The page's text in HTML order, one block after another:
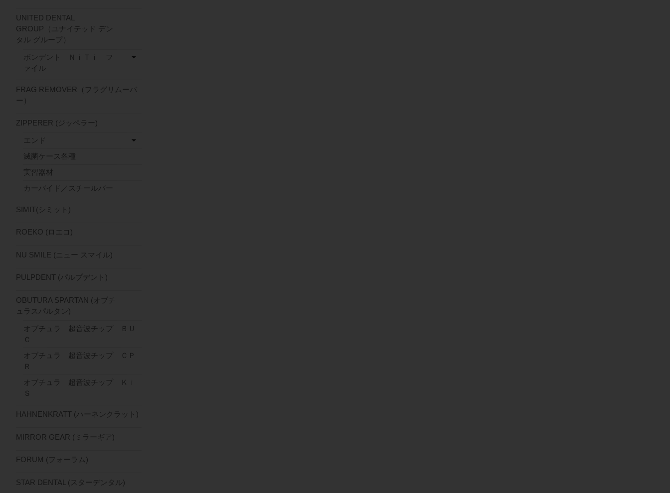
UNITED DENTAL
GROUP（ユナイテッド デン
タル グループ）
ボンデント ＮｉＴｉ フ
ァイル
FRAG REMOVER（フラグリムーバ
ー）
ZIPPERER (ジッペラー)
エンド
滅菌ケース各種
実習器材
カーバイド／スチールバー
SIMIT(シミット)
ROEKO (ロエコ)
NU SMILE (ニュー スマイル)
PULPDENT (パルプデント)
OBUTURA SPARTAN (オブチ
ュラスパルタン)
オブチュラ 超音波チップ ＢＵ
Ｃ
オブチュラ 超音波チップ ＣＰ
Ｒ
オブチュラ 超音波チップ Ｋｉ
Ｓ
HAHNENKRATT (ハーネンクラット)
MIRROR GEAR (ミラーギア)
FORUM (フォーラム)
STAR DENTAL (スターデンタル)